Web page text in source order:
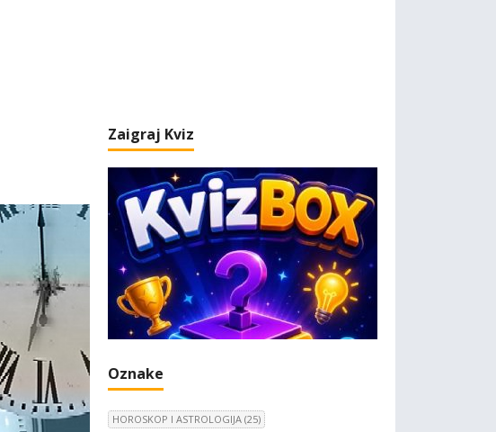
Zaigraj Kviz
Oznake
HOROSKOP I ASTROLOGIJA (25)